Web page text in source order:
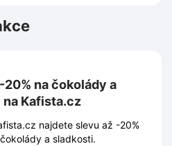
20% na čokolády a
Kafista.cz
najdete slevu až -20%
a sladkosti.